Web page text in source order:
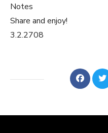
Notes
Share and enjoy!
3.2.2708